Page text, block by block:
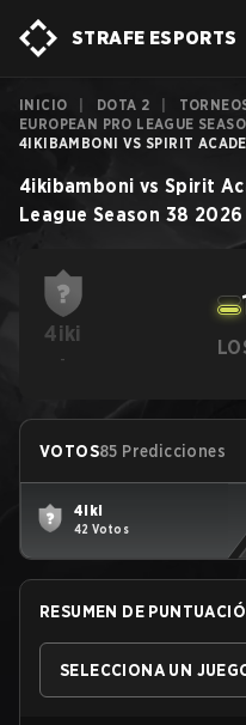
STRAFE ESPORTS
INICIO DOTA 2
EUROPEAN PRO LEAGUE
4IKIBAMBONI VS SPIRIT
4ikibamboni vs Spirit
League Season 38 2026
4iki
-
VOTOS85 Predicciones
4iki
42 Votos
RESUMEN DE
SELECCIONA UN